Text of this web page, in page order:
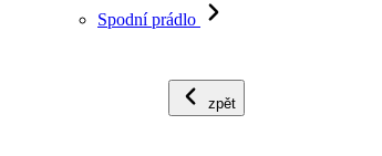
Spodní prádlo
zpět